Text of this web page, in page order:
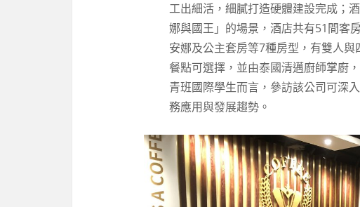
工出細活，細膩打造硬體建設完成；
娜與國王」的場景，酒店共有51間客
安娜及公主套房等7種房型，有雙人
餐點可選擇，並由泰國清邁廚師掌廚
青班國際學生而言，參訪該公司可深
務應用與發展趨勢。